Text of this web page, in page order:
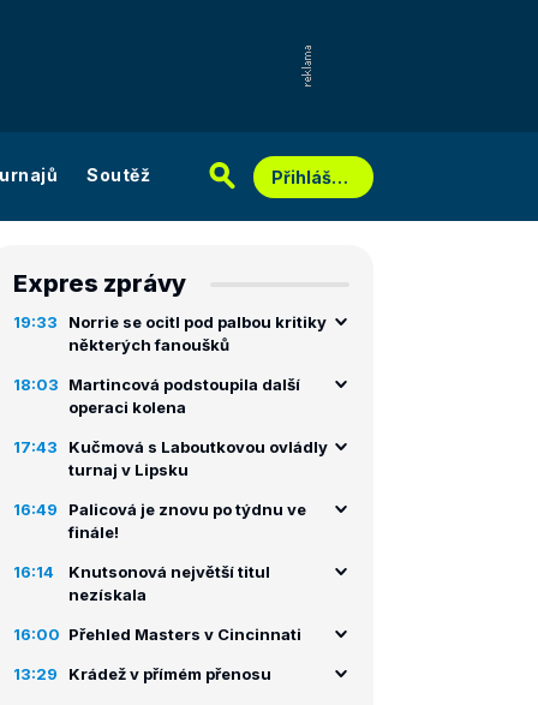
Soutěž Přihlášení
Expres zprávy
19:33
Norrie se ocitl pod palbou kritiky
některých fanoušků
18:03
Martincová podstoupila další
operaci kolena
17:43
Kučmová s Laboutkovou ovládly
turnaj v Lipsku
16:49
Palicová je znovu po týdnu ve
finále!
16:14
Knutsonová největší titul
nezískala
16:00 Přehled Masters v Cincinnati
13:29 Krádež v přímém přenosu